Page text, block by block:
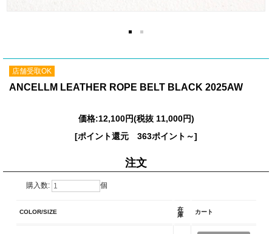
店舗受取OK
ANCELLM LEATHER ROPE BELT BLACK 2025AW
価格:12,100円(税抜 11,000円)
[ポイント還元 363ポイント～]
注文
購入数: 個
COLOR/SIZE
在
庫
カート